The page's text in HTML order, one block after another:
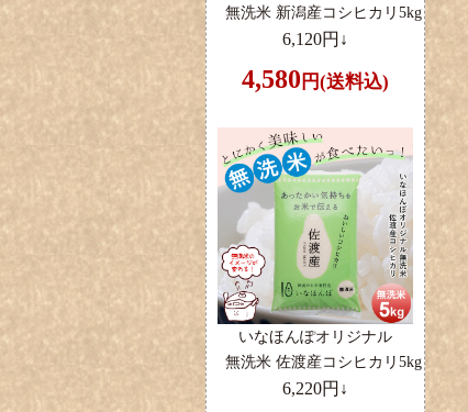
無洗米 新潟産コシヒカリ5kg
6,120円↓
4,580 円(送料込)
いなほんぽオリジナル
無洗米 佐渡産コシヒカリ5kg
6,220円↓